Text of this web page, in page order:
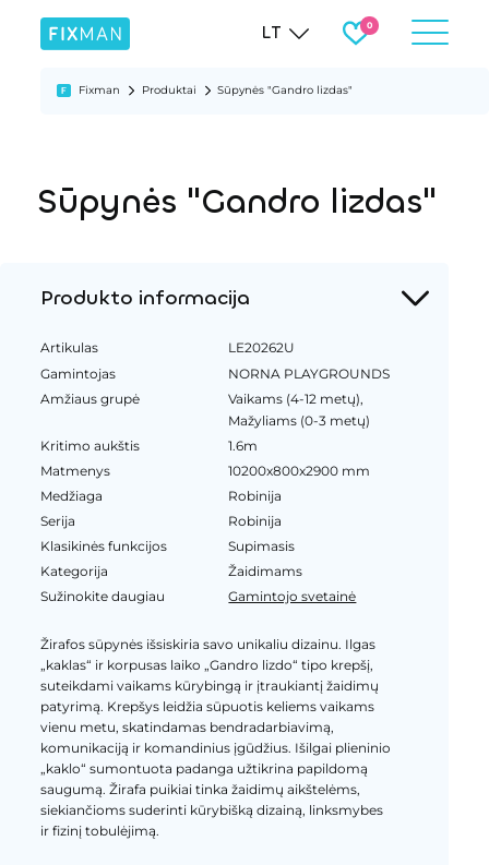
LT
Fixman Produktai Sūpynės "Gandro lizdas"
Sūpynės "Gandro lizdas"
Produkto informacija
Artikulas
LE20262U
Gamintojas
NORNA PLAYGROUNDS
Amžiaus grupė
Vaikams (4-12 metų),
Mažyliams (0-3 metų)
Kritimo aukštis
1.6m
Matmenys
10200x800x2900 mm
Medžiaga
Robinija
Serija
Robinija
Klasikinės funkcijos
Supimasis
Kategorija
Žaidimams
Sužinokite daugiau
Gamintojo svetainė
Žirafos sūpynės išsiskiria savo unikaliu dizainu. Ilgas
„kaklas“ ir korpusas laiko „Gandro lizdo“ tipo krepšį,
suteikdami vaikams kūrybingą ir įtraukiantį žaidimų
patyrimą. Krepšys leidžia sūpuotis keliems vaikams
vienu metu, skatindamas bendradarbiavimą,
komunikaciją ir komandinius įgūdžius. Išilgai plieninio
„kaklo“ sumontuota padanga užtikrina papildomą
saugumą. Žirafa puikiai tinka žaidimų aikštelėms,
siekiančioms suderinti kūrybišką dizainą, linksmybes
ir fizinį tobulėjimą.